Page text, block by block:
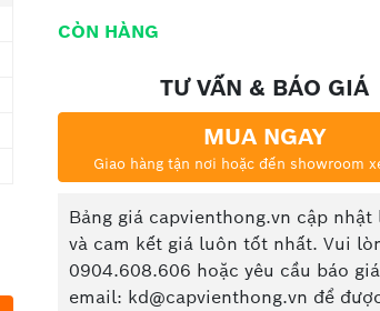
CÒN HÀNG
TƯ VẤN & BÁO GIÁ
MUA NGAY
Giao hàng tận nơi hoặc đến showroom
Bảng giá capvienthong.vn cập
và cam kết giá luôn tốt nhất. Vui
0904.608.606 hoặc yêu cầu báo
email: kd@capvienthong.vn để